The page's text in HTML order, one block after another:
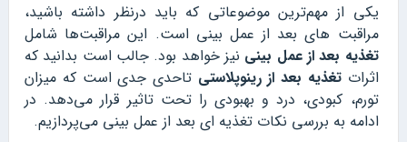
یکی از مهم‌ترین موضوعاتی که باید درنظر داشته باشید،
مراقبت های بعد از عمل بینی است. این مراقبت‌ها شامل
تغذیه بعد از عمل بینی نیز خواهد بود. جالب است بدانید که
اثراتتغذیه بعد از رینوپلاستی تاحدی جدی است که میزان
تورم، کبودی، درد و بهبودی را تحت تاثیر قرار می‌دهد. در
ادامه به بررسی نکات تغذیه‌ ای بعد از عمل بینی می‌پردازیم.